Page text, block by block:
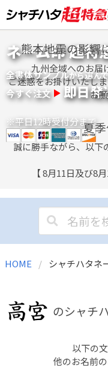
to
content
ネーム印 超特
全書体サンプルから選んで
今すぐ注文 即日発
※平日12時受付分まで
熊本地震の影響
九州全域へのお届
ご迷惑をお掛けいたし
お
夏
誠に勝手ながら、以下
【 8月11日及び8
HOME シャチハタネ
のシャチ
以下の
他のお名前